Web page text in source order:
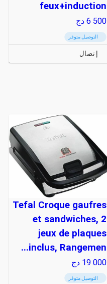
feux+induction
6 500 دج
التوصيل متوفر
إتصال
Tefal Croque gaufres
et sandwiches, 2
jeux de plaques
inclus, Rangemen...
19 000 دج
التوصيل متوفر